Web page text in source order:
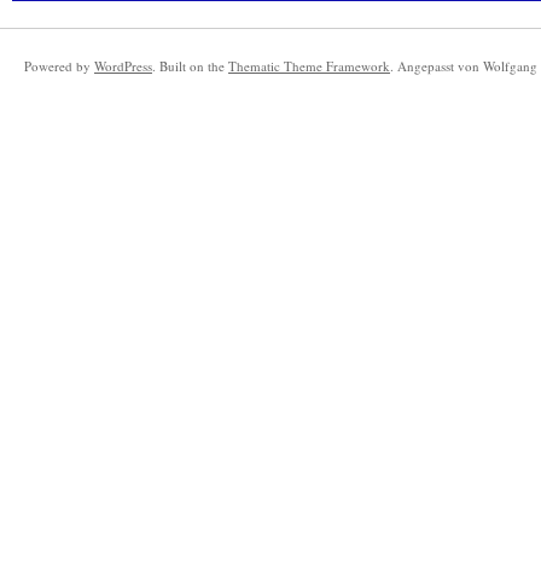
Powered by WordPress. Built on the Thematic Theme Framework. Angepasst von